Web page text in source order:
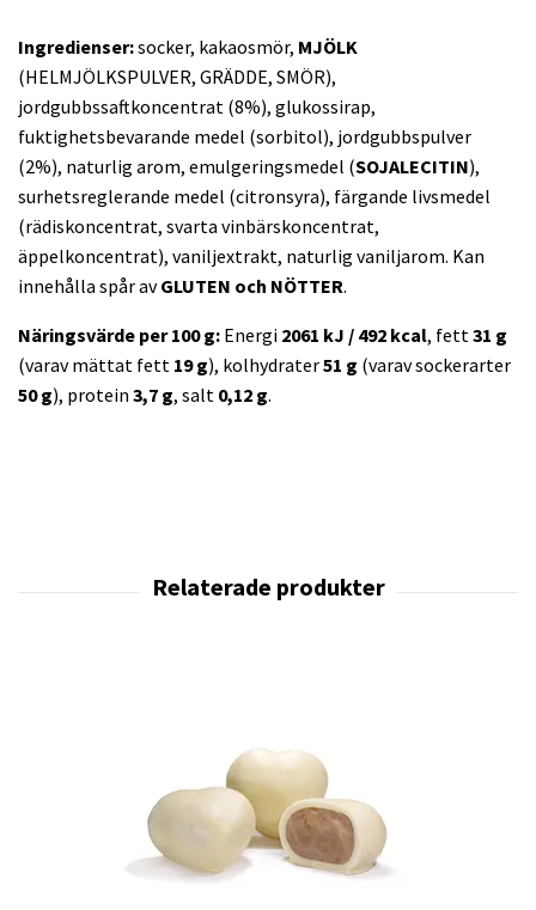
Ingredienser:socker, kakaosmör, MJÖLK
(HELMJÖLKSPULVER, GRÄDDE, SMÖR),
jordgubbssaftkoncentrat (8%), glukossirap,
fuktighetsbevarande medel (sorbitol), jordgubbspulver
(2%), naturlig arom, emulgeringsmedel (SOJALECITIN),
surhetsreglerande medel (citronsyra), färgande livsmedel
(rädiskoncentrat, svarta vinbärskoncentrat,
äppelkoncentrat), vaniljextrakt, naturlig vaniljarom. Kan
innehålla spår avGLUTEN och NÖTTER.
Näringsvärde per 100 g: Energi 2061 kJ / 492 kcal, fett 31 g
(varav mättat fett 19 g), kolhydrater51 g (varav sockerarter
50 g), protein 3,7 g, salt 0,12 g.